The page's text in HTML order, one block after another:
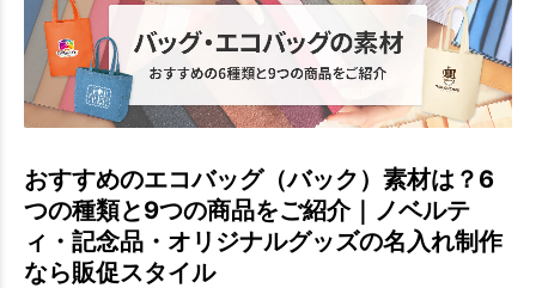
おすすめのエコバッグ（バック）素材は？6
つの種類と9つの商品をご紹介｜ノベルテ
ィ・記念品・オリジナルグッズの名入れ制作
なら販促スタイル